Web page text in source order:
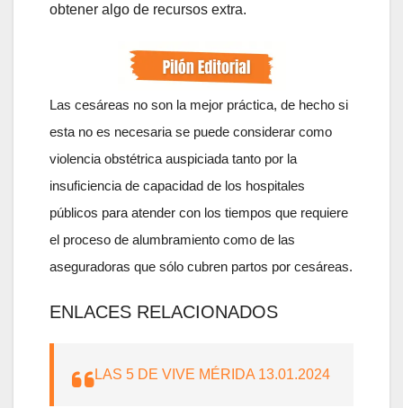
obtener algo de recursos extra.
Las cesáreas no son la mejor práctica, de hecho si
esta no es necesaria se puede considerar como
violencia obstétrica auspiciada tanto por la
insuficiencia de capacidad de los hospitales
públicos para atender con los tiempos que requiere
el proceso de alumbramiento como de las
aseguradoras que sólo cubren partos por cesáreas.
ENLACES RELACIONADOS
LAS 5 DE VIVE MÉRIDA 13.01.2024